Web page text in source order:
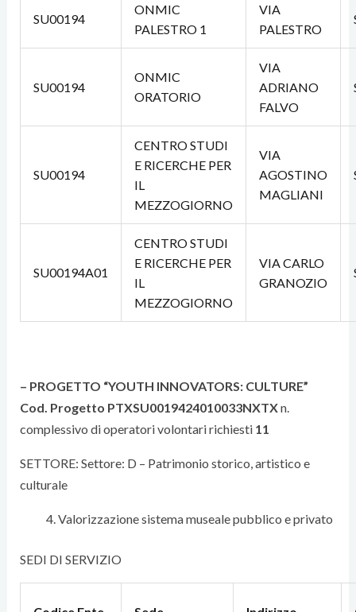
SU00194
ONMIC
PALESTRO 1
VIA
PALESTRO
SU00194
ONMIC
ORATORIO
VIA
ADRIANO
FALVO
SU00194
CENTRO STUDI
E RICERCHE PER
IL
MEZZOGIORNO
VIA
AGOSTINO
MAGLIANI
SU00194A01
CENTRO STUDI
E RICERCHE PER
IL
MEZZOGIORNO
VIA CARLO
GRANOZIO
– PROGETTO “YOUTH INNOVATORS: CULTURE”
Cod. Progetto PTXSU0019424010033NXTXn.
complessivo di operatori volontari richiesti11
SETTORE: Settore: D – Patrimonio storico, artistico e
culturale
Valorizzazione sistema museale pubblico e privato
SEDI DI SERVIZIO